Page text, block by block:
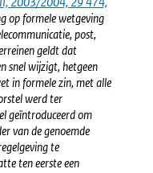
op formele wetgeving
post,
geldt dat
snel wijzigt, hetgeen
in formele zin, met alle
werd ter
geïntroduceerd om
van de genoemde
te
ten eerste een